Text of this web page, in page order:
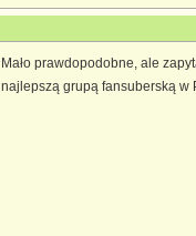
Mało prawdopodobne, ale
najlepszą grupą fansuberską w